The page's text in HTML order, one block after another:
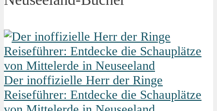
Der inoffizielle Herr der Ringe
Reiseführer: Entdecke die Schauplätze